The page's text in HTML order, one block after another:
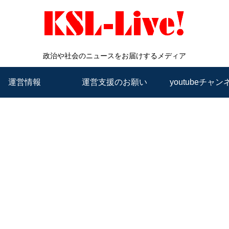
政治や社会のニュースをお届けするメディア
運営情報 運営支援のお願い youtubeチャン